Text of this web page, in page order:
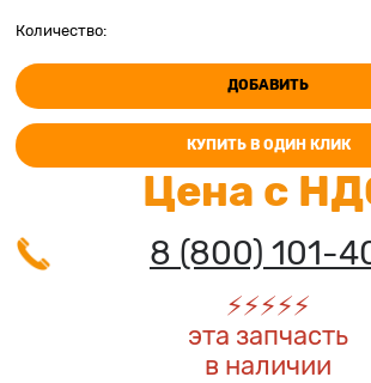
Количество:
ДОБАВИТЬ
КУПИТЬ В ОДИН КЛИК
Цена с
8 (800) 101-
⚡️⚡️⚡️⚡️⚡️
эта запчасть
в наличии